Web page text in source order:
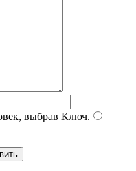
выбрав Ключ.